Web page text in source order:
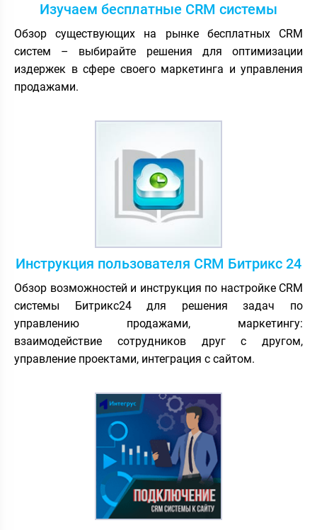
Изучаем бесплатные CRM системы
Обзор существующих на рынке бесплатных CRM
систем – выбирайте решения для оптимизации
издержек в сфере своего маркетинга и управления
продажами.
Инструкция пользователя CRM Битрикс 24
Обзор возможностей и инструкция по настройке CRM
системы Битрикс24 для решения задач по
управлению продажами, маркетингу:
взаимодействие сотрудников друг с другом,
управление проектами, интеграция с сайтом.